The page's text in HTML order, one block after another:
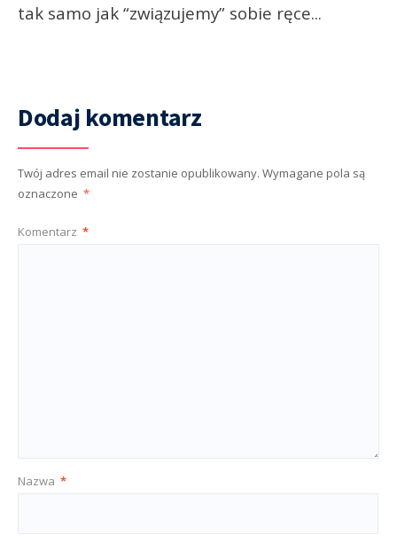
tak samo jak “związujemy” sobie ręce...
Dodaj komentarz
Twój adres email nie zostanie opublikowany. Wymagane pola są
oznaczone *
Komentarz *
Nazwa *